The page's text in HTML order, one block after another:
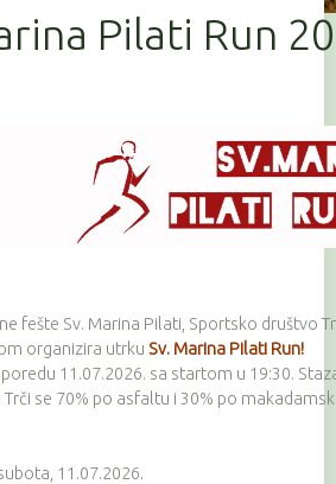
Pilati Run
fešte Sv. Marina Pilati, Sportsko društvo
organizira utrku Sv. Marina Pilati Run!
11.07.2026. sa startom u 19:30.
Trči se 70% po asfaltu i 30% po
11.07.2026.